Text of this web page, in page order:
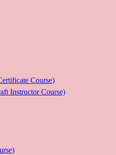
Course)
Instructor Course)